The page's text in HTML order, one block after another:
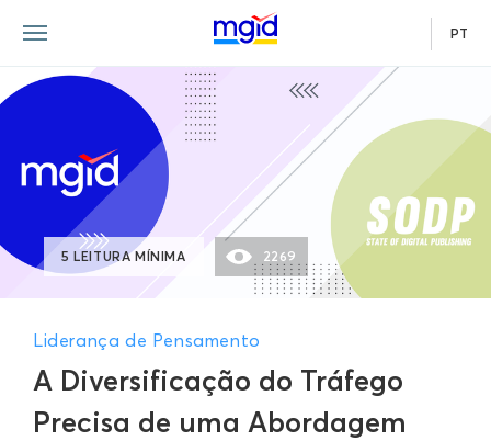
PT
A Diversificação do Tráfego
Precisa de uma Abordagem
Liderança de Pensamento
5 LEITURA MÍNIMA 2269